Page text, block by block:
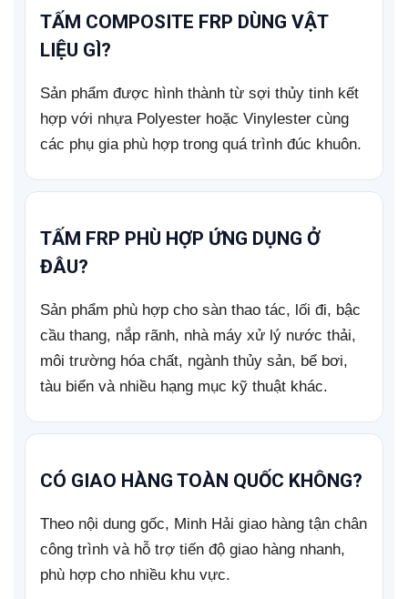
TẤM COMPOSITE FRP DÙNG VẬT
LIỆU GÌ?
Sản phẩm được hình thành từ sợi thủy tinh kết
hợp với nhựa Polyester hoặc Vinylester cùng
các phụ gia phù hợp trong quá trình đúc khuôn.
TẤM FRP PHÙ HỢP ỨNG DỤNG Ở
ĐÂU?
Sản phẩm phù hợp cho sàn thao tác, lối đi, bậc
cầu thang, nắp rãnh, nhà máy xử lý nước thải,
môi trường hóa chất, ngành thủy sản, bể bơi,
tàu biển và nhiều hạng mục kỹ thuật khác.
CÓ GIAO HÀNG TOÀN QUỐC KHÔNG?
Theo nội dung gốc, Minh Hải giao hàng tận chân
công trình và hỗ trợ tiến độ giao hàng nhanh,
phù hợp cho nhiều khu vực.